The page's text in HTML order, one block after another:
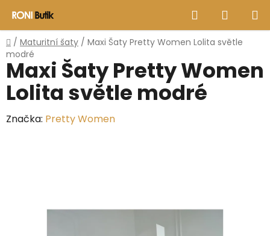
obsah
Hledat
KOŠÍK
Domů
/ Maturitní šaty / Maxi Šaty Pretty Women Lolita světle
modré
Maxi Šaty Pretty Women
Lolita světle modré
Značka: Pretty Women